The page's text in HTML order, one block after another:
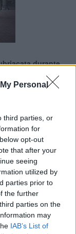
Personal
third parties, or
for
opt-out
that after your
seeing
utilized by
parties prior to
the further
parties on the
may
IAB’s List of
durante
la legarono con
riportano i
si erano resi
artistico
e cinque in
l'assemblea di
legandola